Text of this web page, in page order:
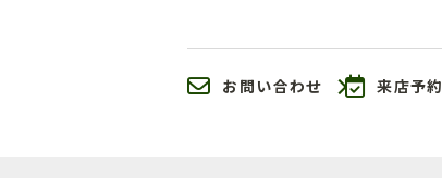
お問い合わせ 来店予約